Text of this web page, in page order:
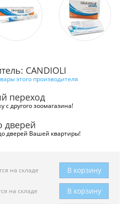
CANDIOLI
этого производителя
переход
с другого зоомагазина!
дверей
дверей Вашей квартиры!
на складе
В корзину
на складе В корзину